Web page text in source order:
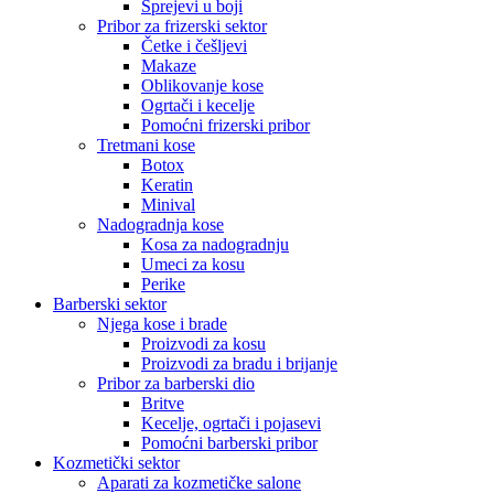
Sprejevi u boji
Pribor za frizerski sektor
Četke i češljevi
Makaze
Oblikovanje kose
Ogrtači i kecelje
Pomoćni frizerski pribor
Tretmani kose
Botox
Keratin
Minival
Nadogradnja kose
Kosa za nadogradnju
Umeci za kosu
Perike
Barberski sektor
Njega kose i brade
Proizvodi za kosu
Proizvodi za bradu i brijanje
Pribor za barberski dio
Britve
Kecelje, ogrtači i pojasevi
Pomoćni barberski pribor
Kozmetički sektor
Aparati za kozmetičke salone